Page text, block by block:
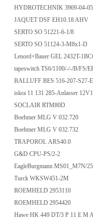
HYDROTECHNIK 3969-04-
JAQUET DSF EH10.18 AHV
SERTO SO 51221-6-1/8
SERTO SO 51124-3-M8x1-D
Lenord+Bauer GEL 2432T-
tapeswitch TS6/1100/-/-/B/FS/
BALLUFF BES 516-207-S27-
iskra 11 131 285-Anlasser
SOCLAIR RTM80D
Boehmer MLG V 032.720
Boehmer MLG V 032.732
TRAPOROL ARS40.0
G&D CPU-PS/2-2
EagleBurgmann MS01_M7N/
Turck WKSW451-2M
ROEMHELD 2953110
ROEMHELD 2954420
Hawe HK 449 DT/3 P 11 E M